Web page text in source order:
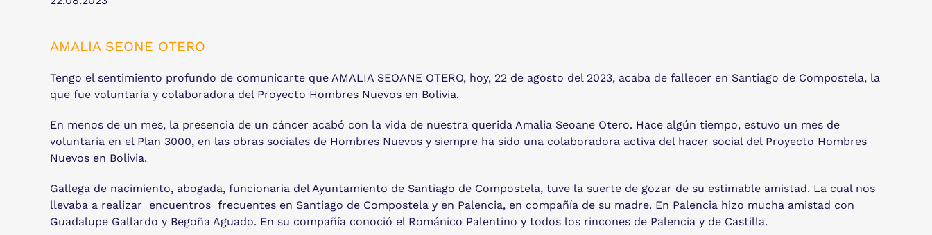
AMALIA SEONE OTERO
Tengo el sentimiento profundo de comunicarte que AMALIA SEOANE OTERO, hoy, 22 de agosto del 2023, acaba de fallecer en Santiago de Compostela, la
que fue voluntaria y colaboradora del Proyecto Hombres Nuevos en Bolivia.
En menos de un mes, la presencia de un cáncer acabó con la vida de nuestra querida Amalia Seoane Otero. Hace algún tiempo, estuvo un mes de
voluntaria en el Plan 3000, en las obras sociales de Hombres Nuevos y siempre ha sido una colaboradora activa del hacer social del Proyecto Hombres
Nuevos en Bolivia.
Gallega de nacimiento, abogada, funcionaria del Ayuntamiento de Santiago de Compostela, tuve la suerte de gozar de su estimable amistad. La cual nos
llevaba a realizar encuentros frecuentes en Santiago de Compostela y en Palencia, en compañía de su madre. En Palencia hizo mucha amistad con
Guadalupe Gallardo y Begoña Aguado. En su compañía conoció el Románico Palentino y todos los rincones de Palencia y de Castilla.